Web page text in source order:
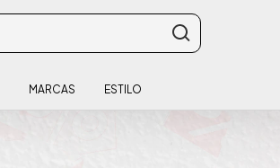
MARCAS ESTILO